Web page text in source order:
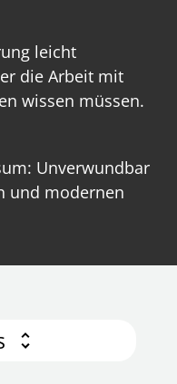
leicht
die Arbeit mit
wissen müssen.
Unverwundbar
und modernen